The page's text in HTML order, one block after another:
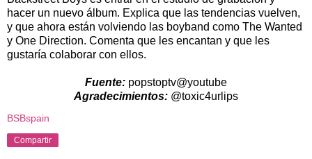
hacer un nuevo álbum. Explica que las tendencias vuelven,
y que ahora están volviendo las boyband como The Wanted
y One Direction. Comenta que les encantan y que les
gustaría colaborar con ellos.
Fuente: popstoptv@youtube
Agradecimientos: @toxic4urlips
BSBspain
Compartir